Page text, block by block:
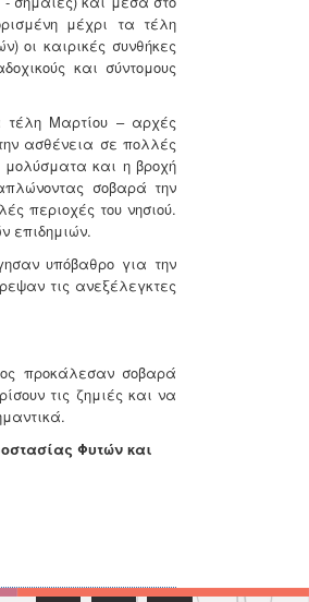
μέχρι τα τέλη
οι καιρικές συνθήκες
και σύντομους
τέλη Μαρτίου – αρχές
ασθένεια σε πολλές
μολύσματα και η βροχή
σοβαρά την
περιοχές του νησιού.
επιδημιών.
υπόβαθρο για την
τις ανεξέλεγκτες
προκάλεσαν σοβαρά
τις ζημιές και να
Φυτών και